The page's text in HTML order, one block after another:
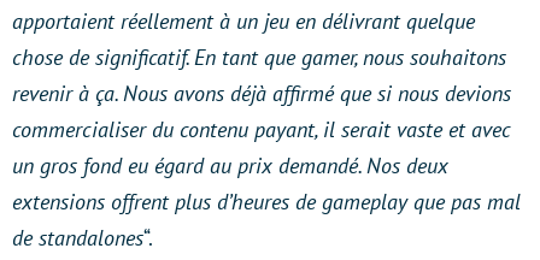
apportaient réellement à un jeu en délivrant quelque
chose de significatif. En tant que gamer, nous souhaitons
revenir à ça. Nous avons déjà affirmé que si nous devions
commercialiser du contenu payant, il serait vaste et avec
un gros fond eu égard au prix demandé. Nos deux
extensions offrent plus d’heures de gameplay que pas mal
de standalones“.